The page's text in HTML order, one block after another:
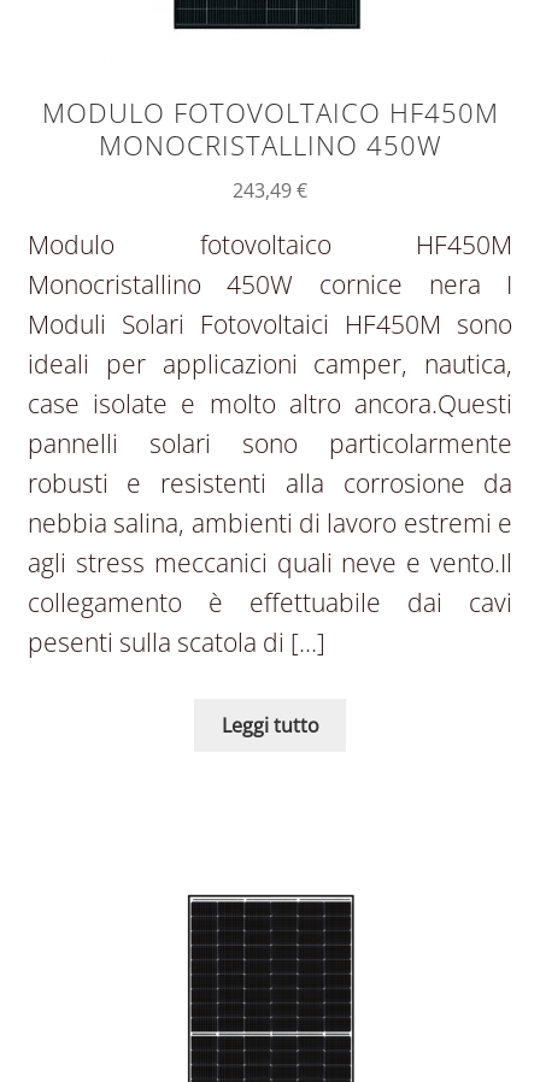
MODULO FOTOVOLTAICO HF450M
MONOCRISTALLINO 450W
243,49€
Modulo fotovoltaico HF450M
Monocristallino 450W cornice nera I
Moduli Solari Fotovoltaici HF450M sono
ideali per applicazioni camper, nautica,
case isolate e molto altro ancora.Questi
pannelli solari sono particolarmente
robusti e resistenti alla corrosione da
nebbia salina, ambienti di lavoro estremi e
agli stress meccanici quali neve e vento.Il
collegamento è effettuabile dai cavi
pesenti sulla scatola di […]
Leggi tutto